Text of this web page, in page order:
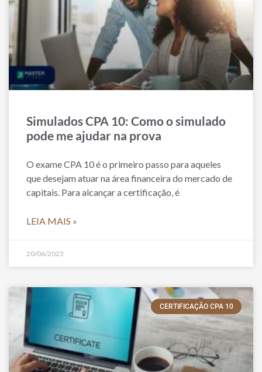
Simulados CPA 10: Como o simulado
pode me ajudar na prova
O exame CPA 10 é o primeiro passo para aqueles
que desejam atuar na área financeira do mercado de
capitais. Para alcançar a certificação, é
LEIA MAIS »
20/06/2023
CERTIFICAÇÃO CPA 10